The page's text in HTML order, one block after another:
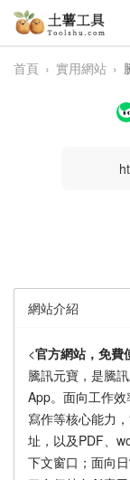
首頁 › 實用網站 ›
網站介紹
<官方網站，免費
騰訊元寶，是騰
App。面向工作
寫作等核心能力
址，以及PDF、
下文窗口；面向